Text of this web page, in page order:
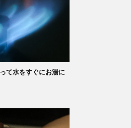
て水をすぐにお湯に